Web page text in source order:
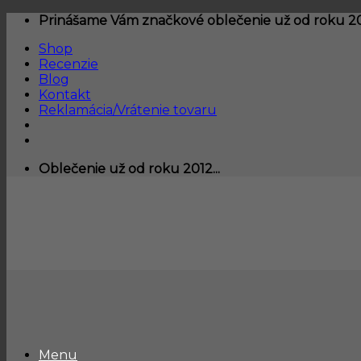
Skip
content
Prinášame Vám značkové oblečenie už od roku
Shop
Recenzie
Blog
Kontakt
Reklamácia/Vrátenie tovaru
Oblečenie už od roku 2012...
Menu